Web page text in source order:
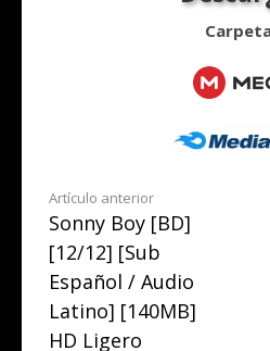
Seguir
leyendo
Artículo anterior
Sonny Boy [BD]
[12/12] [Sub
Español / Audio
Latino] [140MB]
HD Ligero